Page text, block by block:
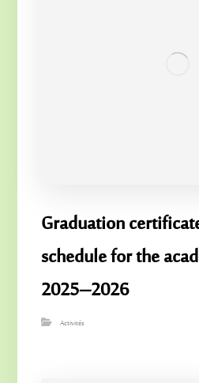
Graduation
schedule for the
2025–2026
Activités